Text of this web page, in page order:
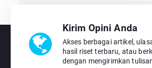
Kirim Opini Anda
Akses berbagai artikel,
hasil riset terbaru, atau
dengan mengirimkan